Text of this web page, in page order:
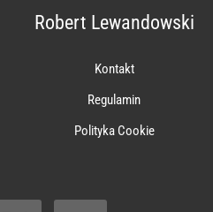
Robert Lewandowski
Kontakt
Regulamin
Polityka Cookie